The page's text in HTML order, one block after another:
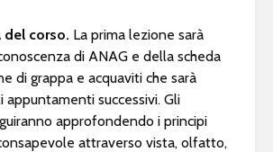
del corso. La prima lezione sarà
di ANAG e della scheda
di grappa e acquaviti che sarà
appuntamenti successivi. Gli
approfondendo i principi
attraverso vista, olfatto,